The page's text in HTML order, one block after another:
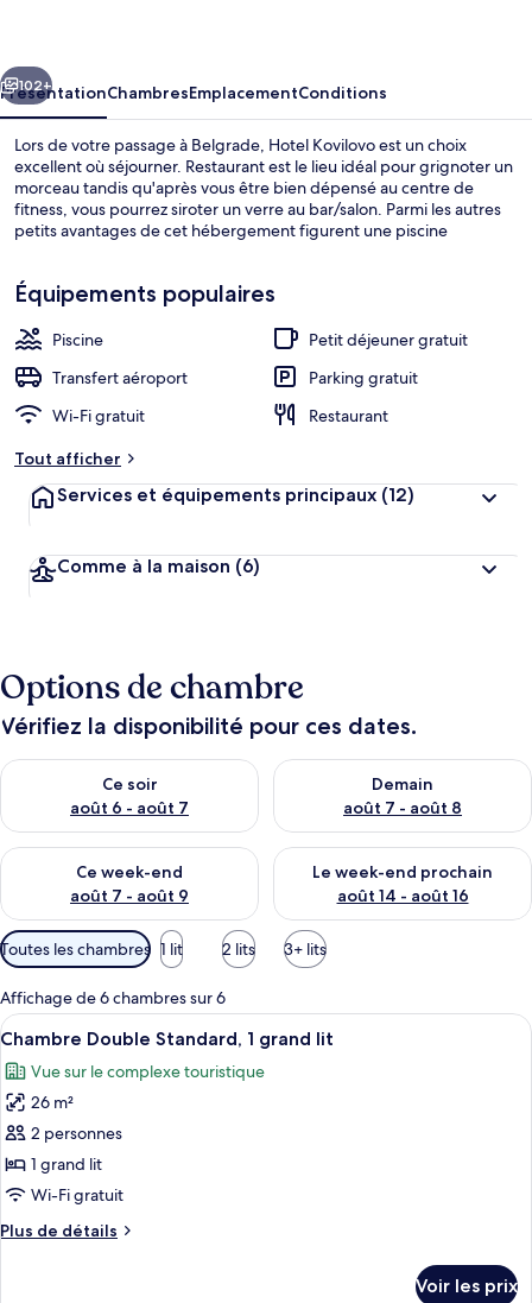
Piscine extérieure, parasols de plage,
Suivant
102+
PrésentationChambresEmplacementConditions
Lors de votre passage à Belgrade, Hotel Kovilovo est un choix
excellent où séjourner. Restaurant est le lieu idéal pour grignoter un
morceau tandis qu'après vous être bien dépensé au centre de
fitness, vous pourrez siroter un verre au bar/salon. Parmi les autres
petits avantages de cet hébergement figurent une piscine
Équipements populaires
Piscine
Petit déjeuner gratuit
Transfert aéroport
Parking gratuit
Wi-Fi gratuit
Restaurant
Tout afficher
Services et équipements principaux (12)
Comme à la maison (6)
Options de chambre
Vérifiez la disponibilité pour ces dates.
Ce soir
août 6 - août 7
Vérifier la disponibilité pour ce soir août 6 - août 7
Demain
août 7 - août 8
Vérifier la disponibilité pour
Ce week-end
août 7 - août 9
Vérifier la disponibilité pour ce week-end août 7 - août 9
Le week-end prochain
août 14 - août 16
Vérifier la disponibilité pour
Filtres
disponibles
pour
les
chambres
Toutes les chambres 1 lit 2 lits 3+ lits
Affichage de 6 chambres sur 6
Afficher
toutes
les
photos
pour
ce
type
chambre :
Coffres-forts dans les chambres,
4
Chambre Double Standard, 1 grand lit
Vue sur le complexe touristique
26 m²
2 personnes
1 grand lit
Wi-Fi gratuit
Plus de détails
Plus
Voir les prix